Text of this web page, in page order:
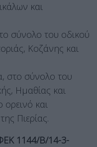
και
σύνολο του οδικού
Κοζάνης και
στο σύνολο του
Ημαθίας και
ορεινό και
Πιερίας.
1144/Β/14-3-